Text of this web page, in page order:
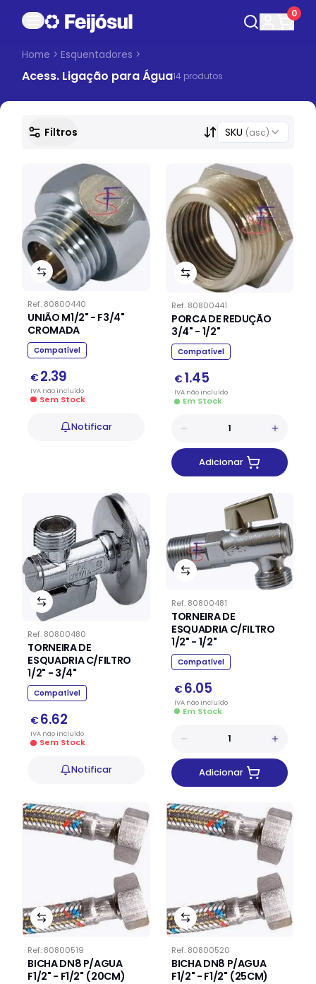
0
Home >Esquentadores >
Acess. Ligação para Água14 produtos
Filtros SKU (asc)
Ref. 80800440
UNIÃO M1/2" - F3/4"
CROMADA
Compatível
€ 2.39
IVA nãoincluído
Sem Stock
Notificar
Ref. 80800441
PORCA DE REDUÇÃO
3/4" - 1/2"
Compatível
€ 1.45
IVA nãoincluído
Em Stock
Adicionar
Ref. 80800480
TORNEIRA DE
ESQUADRIA C/FILTRO
1/2" - 3/4"
Compatível
€ 6.62
IVA nãoincluído
Sem Stock
Notificar
Ref. 80800481
TORNEIRA DE
ESQUADRIA C/FILTRO
1/2" - 1/2"
Compatível
€ 6.05
IVA nãoincluído
Em Stock
Adicionar
Ref. 80800519
BICHA DN8 P/AGUA
F1/2" - F1/2" (20CM)
Ref. 80800520
BICHA DN8 P/AGUA
F1/2" - F1/2" (25CM)